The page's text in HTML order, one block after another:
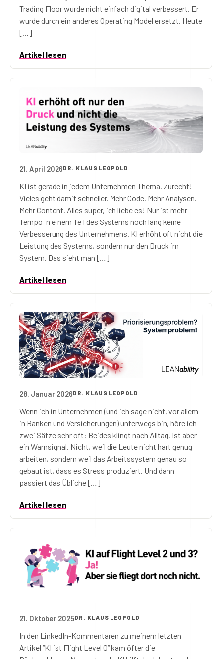
Trading Floor wurde nicht einfach digital verbessert. Er
wurde durch ein anderes Operating Model ersetzt. Heute
[…]
Artikel lesen
21. April 2026DR. KLAUS LEOPOLD
KI ist gerade in jedem Unternehmen Thema. Zurecht!
Vieles geht damit schneller. Mehr Code. Mehr Analysen.
Mehr Content. Alles super, ich liebe es! Nur ist mehr
Tempo in einem Teil des Systems noch lang keine
Verbesserung des Unternehmens. KI erhöht oft nicht die
Leistung des Systems, sondern nur den Druck im
System. Das sieht man […]
Artikel lesen
28. Januar 2026DR. KLAUS LEOPOLD
Wenn ich in Unternehmen (und ich sage nicht, vor allem
in Banken und Versicherungen) unterwegs bin, höre ich
zwei Sätze sehr oft: Beides klingt nach Alltag. Ist aber
ein Warnsignal. Nicht, weil die Leute nicht hart genug
arbeiten, sondern weil das Arbeitssystem genau so
gebaut ist, dass es Stress produziert. Und dann
passiert das Übliche […]
Artikel lesen
21. Oktober 2025DR. KLAUS LEOPOLD
In den LinkedIn-Kommentaren zu meinem letzten
Artikel “KI ist Flight Level 0“ kam öfter die